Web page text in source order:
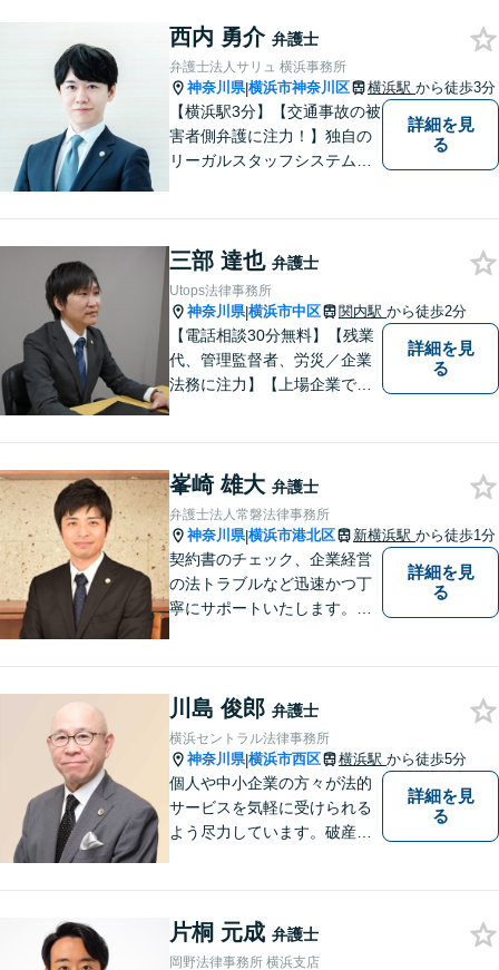
します。【独占禁止法・下請
法の著書執筆】
西内 勇介 弁護士
弁護士法人サリュ 横浜事務所
神奈川県|横浜市神奈川区 横浜駅 から徒歩3分
【横浜駅3分】【交通事故の被
害者側弁護に注力！】独自の
リーガルスタッフシステム
だかないよう努力します。皆
様の問題の背景まで汲み取
り、適切に対処します。【初
回無料相談】
詳細を見
る
三部 達也 弁護士
Utops法律事務所
神奈川県|横浜市中区 関内駅 から徒歩2分
【電話相談30分無料】【残業
代、管理監督者、労災／企業
法務に注力】【上場企業で社
ート！メーカー・建築・教育
など幅広い業種への対応実績
あり！
詳細を見
る
峯崎 雄大 弁護士
弁護士法人常磐法律事務所
神奈川県|横浜市港北区 新横浜駅 から徒歩1分
契約書のチェック、企業経営
の法トラブルなど迅速かつ丁
寧にサポートいたします。ど
詳細を見
る
川島 俊郎 弁護士
横浜セントラル法律事務所
神奈川県|横浜市西区 横浜駅 から徒歩5分
個人や中小企業の方々が法的
サービスを気軽に受けられる
よう尽力しています。破産・
倒産法に関する分野での豊富
な経験があります。
詳細を見
る
片桐 元成 弁護士
岡野法律事務所 横浜支店